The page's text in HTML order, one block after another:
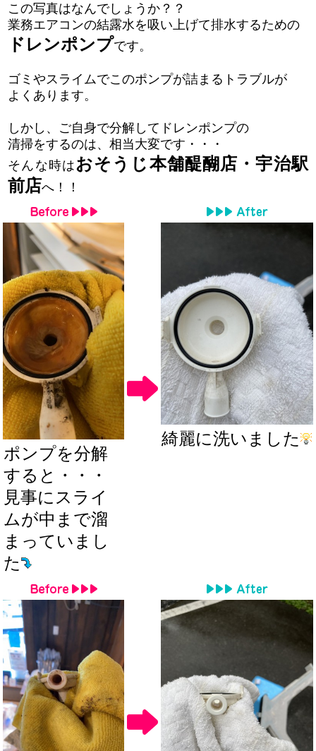
この写真はなんでしょうか？？
業務エアコンの結露水を吸い上げて排水するための
ドレンポンプです。
ゴミやスライムでこのポンプが詰まるトラブルが
よくあります。
しかし、ご自身で分解してドレンポンプの
清掃をするのは、相当大変です・・・
そんな時は おそうじ本舗醍醐店・宇治駅
前店へ！！
ポンプを分解
すると・・・
見事にスライ
ムが中まで溜
まっていまし
た
綺麗に洗いました